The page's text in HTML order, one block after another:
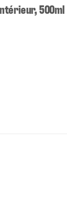
500ml